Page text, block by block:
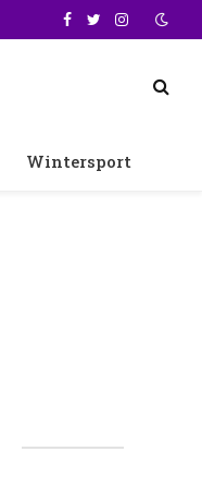
Facebook
TwitterInstagram
Wintersport